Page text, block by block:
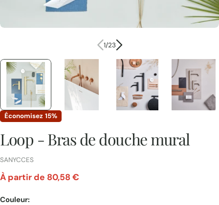
1/23
Économisez 15%
Loop - Bras de douche mural
FOURNISSEUR:
SANYCCES
Prix
À partir de 80,58 €
Couleur: